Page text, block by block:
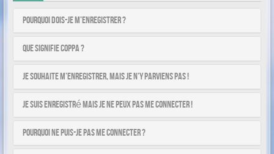
Pourquoi dois-je m’enregistrer ?
Que signifie COPPA ?
Je souhaite m’enregistrer, mais je n’y parviens pas !
Je suis enregistré mais je ne peux pas me connecter !
Pourquoi ne puis-je pas me connecter ?